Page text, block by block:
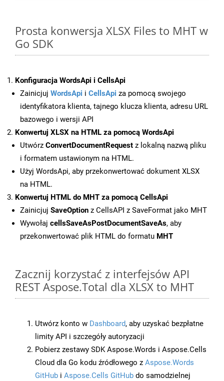
Prosta konwersja XLSX Files to MHT w
Go SDK
Konfiguracja WordsApi i CellsApi
Zainicjuj WordsApi i CellsApi za pomocą swojego
identyfikatora klienta, tajnego klucza klienta, adresu URL
bazowego i wersji API
Konwertuj XLSX na HTML za pomocą WordsApi
Utwórz ConvertDocumentRequest z lokalną nazwą pliku
i formatem ustawionym na HTML.
Użyj WordsApi, aby przekonwertować dokument XLSX
na HTML.
Konwertuj HTML do MHT za pomocą CellsApi
Zainicjuj SaveOption z CellsAPI z SaveFormat jako MHT
Wywołaj cellsSaveAsPostDocumentSaveAs, aby
przekonwertować plik HTML do formatu MHT
Zacznij korzystać z interfejsów API
REST Aspose.Total dla XLSX to MHT
Utwórz konto w Dashboard, aby uzyskać bezpłatne
limity API i szczegóły autoryzacji
Pobierz zestawy SDK Aspose.Words i Aspose.Cells
Cloud dla Go kodu źródłowego z Aspose.Words
GitHub i Aspose.Cells GitHub do samodzielnej